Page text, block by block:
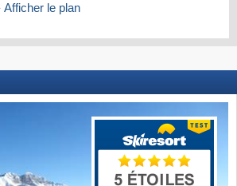
Afficher le plan